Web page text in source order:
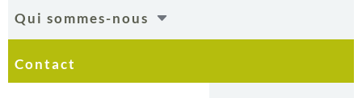
C
Qui sommes-nous
Contact